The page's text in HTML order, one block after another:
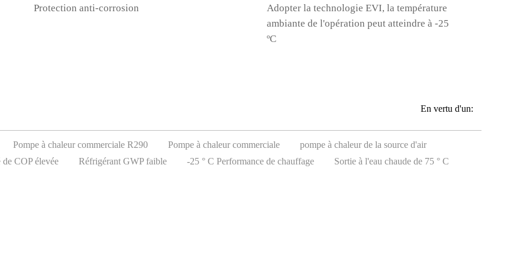
Protection anti-corrosion
Adopter la technologie EVI, la température
ambiante de l'opération peut atteindre à -25
ºC
En vertu d'un:
Pompe à chaleur commerciale R290 Pompe à chaleur commerciale
pompe à chaleur de la source d'air
COP élevée
Réfrigérant GWP faible -25 ° C Performance de chauffage Sortie à l'eau chaude de 75 ° C